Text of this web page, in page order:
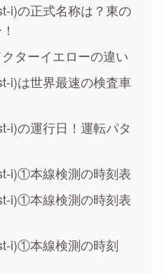
i)の正式名称は？東の
ターイエローの違い
i)は世界最速の検査車
i)の運行日！運転パタ
i)①本線検測の時刻表
i)①本線検測の時刻表
i)①本線検測の時刻